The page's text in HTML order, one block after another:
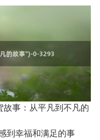
故事：从平凡到不凡的
到幸福和满足的事